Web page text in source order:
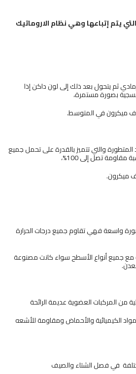
يتم إتباعها وهي نظام الاروماتيك
ثم يتحول بعد ذلك إلى لون داكن إذا
بصورة مستمرة،
ميكرون في المتوسط.
والتي تتميز بالقدرة على تحمل جميع
تصل إلى 100%،
ميكرون.
واسعة فهي تقاوم جميع درجات الحرارة
مع جميع أنواع الأسطح سواء كانت مصنوعة
الكيميائية والأحماض ومقاومة للأشعه